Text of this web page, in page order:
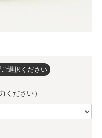
選択ください
ください）